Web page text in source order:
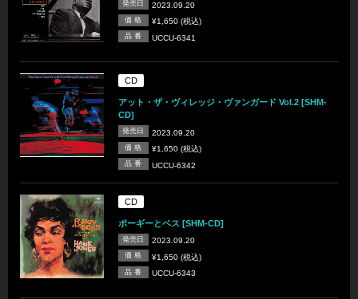
発売日 2023.09.20
価 格 ¥1,650 (税込)
品 番 UCCU-6341
CD
アット・ザ・ヴィレッジ・ヴァンガード Vol.2 [SHM-
CD]
発売日 2023.09.20
価 格 ¥1,650 (税込)
品 番 UCCU-6342
CD
ポーギーとベス [SHM-CD]
発売日 2023.09.20
価 格 ¥1,650 (税込)
品 番 UCCU-6343